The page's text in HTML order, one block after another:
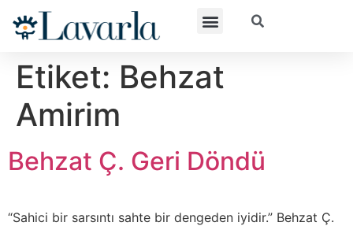
Etiket: Behzat
Amirim
Behzat Ç. Geri Döndü
“Sahici bir sarsıntı sahte bir dengeden iyidir.” Behzat Ç.